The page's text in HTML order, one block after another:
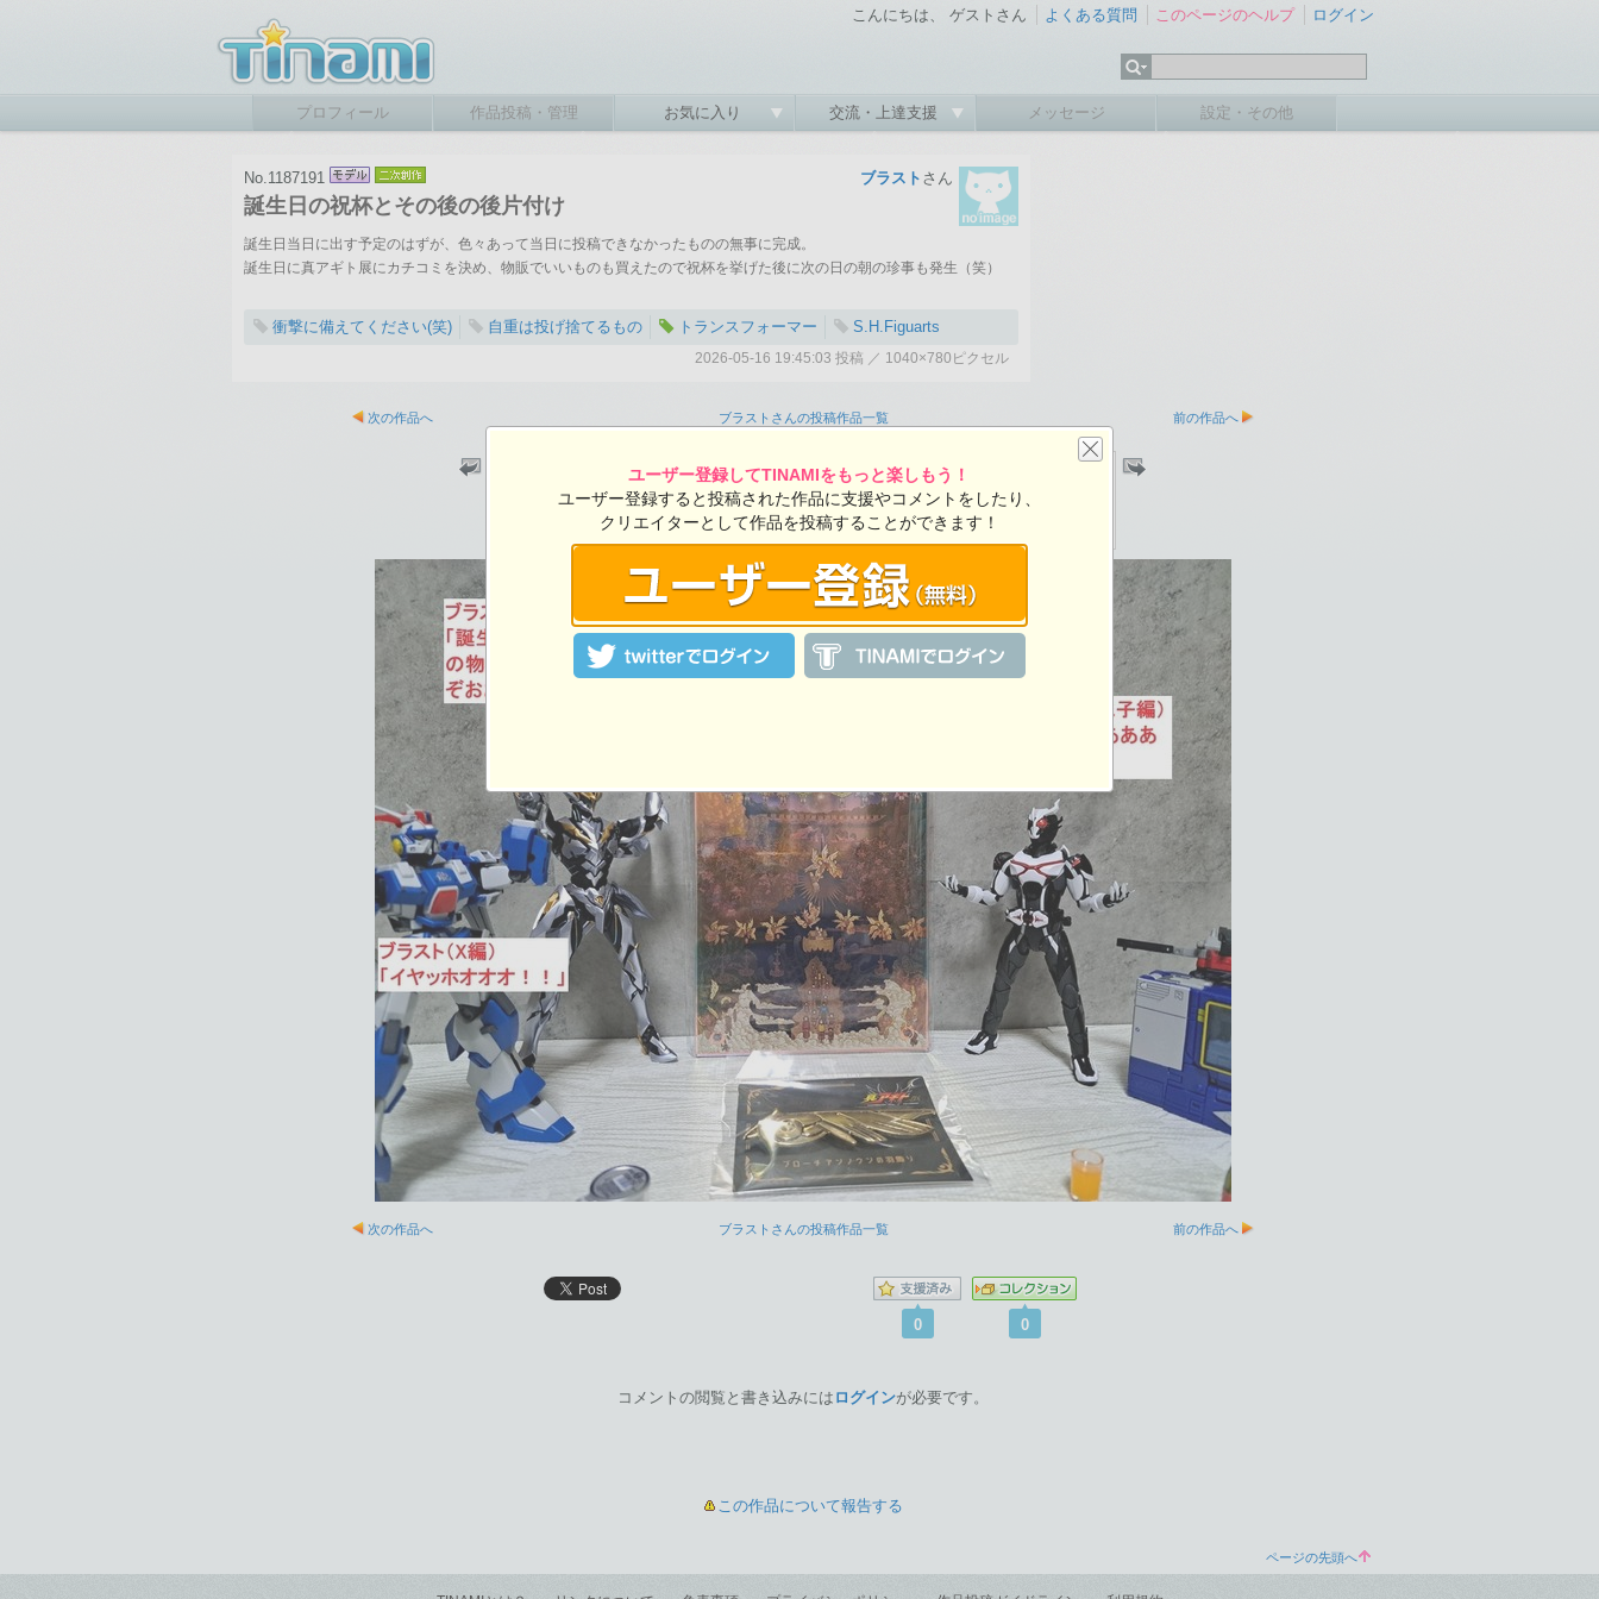
こんにちは、 ゲストさん よくある質問 このページのヘルプ ログイン
プロフィール 作品投稿・管理 お気に入り 交流・上達支援 メッセージ 設定・その他
No.1187191
誕生日の祝杯とその後の後片付け
ブラスト さん
誕生日当日に出す予定のはずが、色々あって当日に投稿できなかったものの無事に完成。
誕生日に真アギト展にカチコミを決め、物販でいいものも買えたので祝杯を挙げた後に次の日の朝の珍事も発生（笑）
衝撃に備えてください(笑) 自重は投げ捨てるもの トランスフォーマー S.H.Figuarts
2026-05-16 19:45:03 投稿 ／ 1040×780ピクセル
次の作品へ ブラストさんの投稿作品一覧 前の作品へ
2026-05-16 19:45:03 投稿
総閲覧数：131 閲覧ユーザー数：131
次の作品へ ブラストさんの投稿作品一覧 前の作品へ
0 0
コメントの閲覧と書き込みには ログインが必要です。
この作品について報告する
ページの先頭へ
ユーザー登録してTINAMIをもっと楽しもう！
ユーザー登録すると投稿された作品に支援やコメントをしたり、
クリエイターとして作品を投稿することができます！